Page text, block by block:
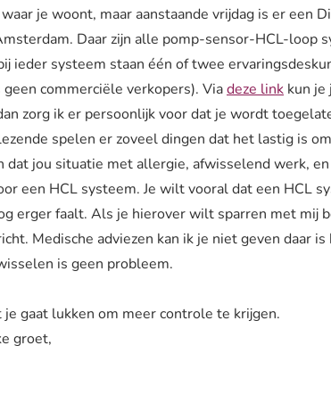
je woont, maar aanstaande vrijdag is er een
Daar zijn alle pomp-sensor-HCL-loop
ieder systeem staan één of twee
commerciële verkopers). Viadeze link kun je
zorg ik er persoonlijk voor dat je wordt
spelen er zoveel dingen dat het lastig is
dat jou situatie met allergie, afwisselend werk,
een HCL systeem. Je wilt vooral dat een HCL
erger faalt. Als je hierover wilt sparren met mij
Medische adviezen kan ik je niet geven daar
is geen probleem.
je gaat lukken om meer controle te krijgen.
groet,